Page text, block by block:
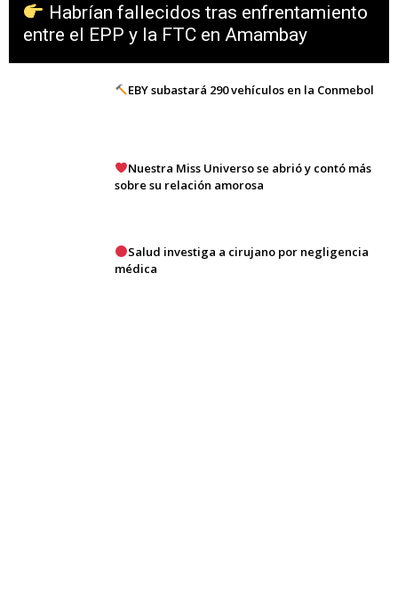
Habrían fallecidos tras enfrentamiento
entre el EPP y la FTC en Amambay
EBY subastará 290 vehículos en la Conmebol
Nuestra Miss Universo se abrió y contó más
sobre su relación amorosa
Salud investiga a cirujano por negligencia
médica